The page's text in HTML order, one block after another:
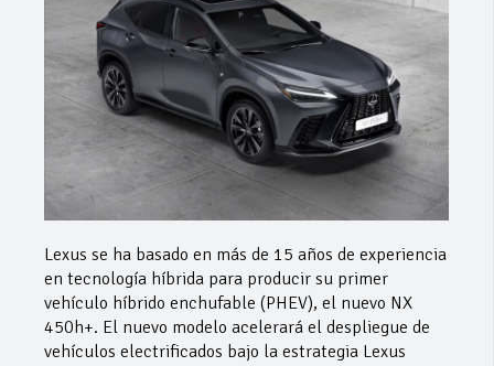
Lexus se ha basado en más de 15 años de experiencia
en tecnología híbrida para producir su primer
vehículo híbrido enchufable (PHEV), el nuevo NX
450h+. El nuevo modelo acelerará el despliegue de
vehículos electrificados bajo la estrategia Lexus